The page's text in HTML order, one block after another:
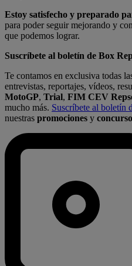
Estoy satisfecho y preparado
para poder seguir mejorando y
que podemos lograr.
Suscríbete al boletín de Box
Te contamos en exclusiva todas
entrevistas, reportajes, vídeos,
MotoGP, Trial, FIM CEV
mucho más. Suscríbete al boletín
nuestras promociones y